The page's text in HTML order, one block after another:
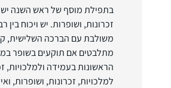
בתפילת מוסף של ראש השנה
זכרונות, ושופרות. יש ויכוח בין
משולבת עם הברכה השלישית,
מתלבטים אם תוקעים בשופר
הראשונות בעמידה ולמלכויות,
למלכויות, זכרונות, ושופרות,